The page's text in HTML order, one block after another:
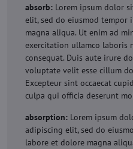
absorb: Lorem ipsum dolor
elit, sed do eiusmod
magna aliqua. Ut enim ad
exercitation ullamco laboris
consequat. Duis aute irure
voluptate velit esse cillum
Excepteur sint occaecat
culpa qui officia deserunt
absorption: Lorem ipsum
adipiscing elit, sed do
labore et dolore magna